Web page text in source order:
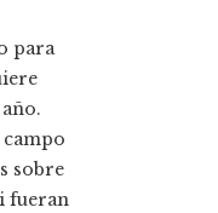
para
sobre
fueran